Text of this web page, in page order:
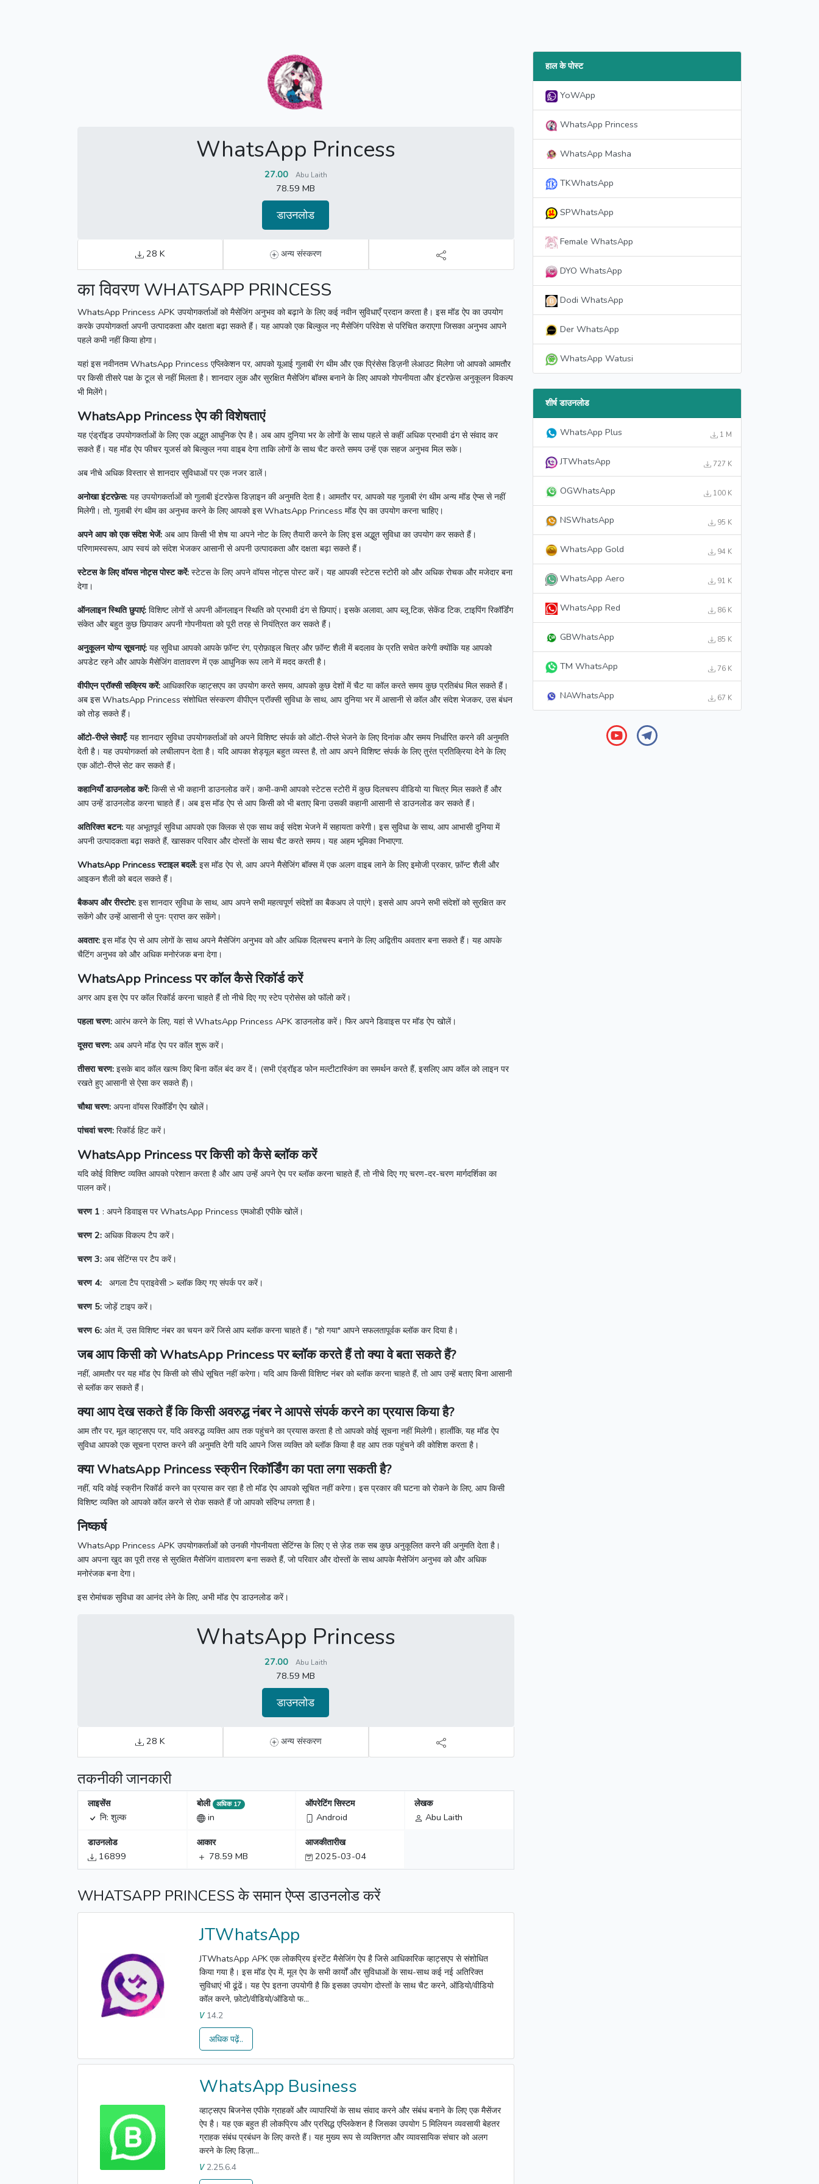
WhatsApp Princess
27.00 Abu Laith
78.59 MB
डाउनलोड
28 K अन्य संस्करण
का विवरण WHATSAPP PRINCESS
WhatsApp Princess APK उपयोगकर्ताओं को मैसेजिंग अनुभव को बढ़ाने के लिए कई नवीन सुविधाएँ प्रदान करता है। इस मॉड ऐप का उपयोग
करके उपयोगकर्ता अपनी उत्पादकता और दक्षता बढ़ा सकते हैं। यह आपको एक बिल्कुल नए मैसेजिंग परिवेश से परिचित कराएगा जिसका अनुभव आपने
पहले कभी नहीं किया होगा।
यहां इस नवीनतमWhatsApp Princess एप्लिकेशन पर, आपको यूआई गुलाबी रंग थीम और एक प्रिंसेस डिज़नी लेआउट मिलेगा जो आपको आमतौर
पर किसी तीसरे पक्ष के टूल से नहीं मिलता है। शानदार लुक और सुरक्षित मैसेजिंग बॉक्स बनाने के लिए आपको गोपनीयता और इंटरफ़ेस अनुकूलन विकल्प
भी मिलेंगे।
WhatsApp Princessऐप की विशेषताएं
यह एंड्रॉइड उपयोगकर्ताओं के लिए एक अद्भुत आधुनिक ऐप है। अब आप दुनिया भर के लोगों के साथ पहले से कहीं अधिक प्रभावी ढंग से संवाद कर
सकते हैं। यह मॉड ऐप फीचर यूजर्स को बिल्कुल नया वाइब देगा ताकि लोगों के साथ चैट करते समय उन्हें एक सहज अनुभव मिल सके।
अब नीचे अधिक विस्तार से शानदार सुविधाओं पर एक नजर डालें।
अनोखा इंटरफ़ेस: यह उपयोगकर्ताओं को गुलाबी इंटरफ़ेस डिज़ाइन की अनुमति देता है। आमतौर पर, आपको यह गुलाबी रंग थीम अन्य मॉड ऐप्स से नहीं
मिलेगी। तो, गुलाबी रंग थीम का अनुभव करने के लिए आपको इसWhatsApp Princess मॉड ऐप का उपयोग करना चाहिए।
अपने आप को एक संदेश भेजें: अब आप किसी भी शेष या अपने नोट के लिए तैयारी करने के लिए इस अद्भुत सुविधा का उपयोग कर सकते हैं।
परिणामस्वरूप, आप स्वयं को संदेश भेजकर आसानी से अपनी उत्पादकता और दक्षता बढ़ा सकते हैं।
स्टेटस के लिए वॉयस नोट्स पोस्ट करें: स्टेटस के लिए अपने वॉयस नोट्स पोस्ट करें। यह आपकी स्टेटस स्टोरी को और अधिक रोचक और मजेदार बना
देगा।
ऑनलाइन स्थिति छुपाएं: विशिष्ट लोगों से अपनी ऑनलाइन स्थिति को प्रभावी ढंग से छिपाएं। इसके अलावा, आप ब्लू टिक, सेकेंड टिक, टाइपिंग रिकॉर्डिंग
संकेत और बहुत कुछ छिपाकर अपनी गोपनीयता को पूरी तरह से नियंत्रित कर सकते हैं।
अनुकूलन योग्य सूचनाएं: यह सुविधा आपको आपके फ़ॉन्ट रंग, प्रोफ़ाइल चित्र और फ़ॉन्ट शैली में बदलाव के प्रति सचेत करेगी क्योंकि यह आपको
अपडेट रहने और आपके मैसेजिंग वातावरण में एक आधुनिक रूप लाने में मदद करती है।
वीपीएन प्रॉक्सी सक्रिय करें: आधिकारिक व्हाट्सएप का उपयोग करते समय, आपको कुछ देशों में चैट या कॉल करते समय कुछ प्रतिबंध मिल सकते हैं।
अब इसWhatsApp Princess संशोधित संस्करण वीपीएन प्रॉक्सी सुविधा के साथ, आप दुनिया भर में आसानी से कॉल और संदेश भेजकर, उस बंधन
को तोड़ सकते हैं।
ऑटो-रीप्ले सेवाएँ: यह शानदार सुविधा उपयोगकर्ताओं को अपने विशिष्ट संपर्क को ऑटो-रीप्ले भेजने के लिए दिनांक और समय निर्धारित करने की अनुमति
देती है। यह उपयोगकर्ता को लचीलापन देता है। यदि आपका शेड्यूल बहुत व्यस्त है, तो आप अपने विशिष्ट संपर्क के लिए तुरंत प्रतिक्रिया देने के लिए
एक ऑटो-रीप्ले सेट कर सकते हैं।
कहानियाँ डाउनलोड करें: किसी से भी कहानी डाउनलोड करें। कभी-कभी आपको स्टेटस स्टोरी में कुछ दिलचस्प वीडियो या चित्र मिल सकते हैं और
आप उन्हें डाउनलोड करना चाहते हैं। अब इस मॉड ऐप से आप किसी को भी बताए बिना उसकी कहानी आसानी से डाउनलोड कर सकते हैं।
अतिरिक्त बटन: यह अभूतपूर्व सुविधा आपको एक क्लिक से एक साथ कई संदेश भेजने में सहायता करेगी। इस सुविधा के साथ, आप आभासी दुनिया में
अपनी उत्पादकता बढ़ा सकते हैं, खासकर परिवार और दोस्तों के साथ चैट करते समय। यह अहम भूमिका निभाएगा.
WhatsApp Princessस्टाइल बदलें: इस मॉड ऐप से, आप अपने मैसेजिंग बॉक्स में एक अलग वाइब लाने के लिए इमोजी प्रकार, फ़ॉन्ट शैली और
आइकन शैली को बदल सकते हैं।
बैकअप और रीस्टोर: इस शानदार सुविधा के साथ, आप अपने सभी महत्वपूर्ण संदेशों का बैकअप ले पाएंगे। इससे आप अपने सभी संदेशों को सुरक्षित कर
सकेंगे और उन्हें आसानी से पुनः प्राप्त कर सकेंगे।
अवतार: इस मॉड ऐप से आप लोगों के साथ अपने मैसेजिंग अनुभव को और अधिक दिलचस्प बनाने के लिए अद्वितीय अवतार बना सकते हैं। यह आपके
चैटिंग अनुभव को और अधिक मनोरंजक बना देगा।
WhatsApp Princessपर कॉल कैसे रिकॉर्ड करें
अगर आप इस ऐप पर कॉल रिकॉर्ड करना चाहते हैं तो नीचे दिए गए स्टेप प्रोसेस को फॉलो करें।
पहला चरण: आरंभ करने के लिए, यहां सेWhatsApp Princess APK डाउनलोड करें। फिर अपने डिवाइस पर मॉड ऐप खोलें।
दूसरा चरण: अब अपने मॉड ऐप पर कॉल शुरू करें।
तीसरा चरण: इसके बाद कॉल खत्म किए बिना कॉल बंद कर दें। (सभी एंड्रॉइड फोन मल्टीटास्किंग का समर्थन करते हैं, इसलिए आप कॉल को लाइन पर
रखते हुए आसानी से ऐसा कर सकते हैं)।
चौथा चरण: अपना वॉयस रिकॉर्डिंग ऐप खोलें।
पांचवां चरण: रिकॉर्ड हिट करें।
WhatsApp Princessपर किसी को कैसे ब्लॉक करें
यदि कोई विशिष्ट व्यक्ति आपको परेशान करता है और आप उन्हें अपने ऐप पर ब्लॉक करना चाहते हैं, तो नीचे दिए गए चरण-दर-चरण मार्गदर्शिका का
पालन करें।
चरण 1 : अपने डिवाइस परWhatsApp Princess एमओडी एपीके खोलें।
चरण 2: अधिक विकल्प टैप करें।
चरण 3: अब सेटिंग्स पर टैप करें।
चरण 4: अगला टैप प्राइवेसी > ब्लॉक किए गए संपर्क पर करें।
चरण 5: जोड़ें टाइप करें।
चरण 6: अंत में, उस विशिष्ट नंबर का चयन करें जिसे आप ब्लॉक करना चाहते हैं। "हो गया" आपने सफलतापूर्वक ब्लॉक कर दिया है।
जब आप किसी कोWhatsApp Princessपर ब्लॉक करते हैं तो क्या वे बता सकते हैं?
नहीं, आमतौर पर यह मॉड ऐप किसी को सीधे सूचित नहीं करेगा। यदि आप किसी विशिष्ट नंबर को ब्लॉक करना चाहते हैं, तो आप उन्हें बताए बिना आसानी
से ब्लॉक कर सकते हैं।
क्या आप देख सकते हैं कि किसी अवरुद्ध नंबर ने आपसे संपर्क करने का प्रयास किया है?
आम तौर पर, मूल व्हाट्सएप पर, यदि अवरुद्ध व्यक्ति आप तक पहुंचने का प्रयास करता है तो आपको कोई सूचना नहीं मिलेगी। हालाँकि, यह मॉड ऐप
सुविधा आपको एक सूचना प्राप्त करने की अनुमति देगी यदि आपने जिस व्यक्ति को ब्लॉक किया है वह आप तक पहुंचने की कोशिश करता है।
क्याWhatsApp Princessस्क्रीन रिकॉर्डिंग का पता लगा सकती है?
नहीं, यदि कोई स्क्रीन रिकॉर्ड करने का प्रयास कर रहा है तो मॉड ऐप आपको सूचित नहीं करेगा। इस प्रकार की घटना को रोकने के लिए, आप किसी
विशिष्ट व्यक्ति को आपको कॉल करने से रोक सकते हैं जो आपको संदिग्ध लगता है।
निष्कर्ष
WhatsApp Princess APK उपयोगकर्ताओं को उनकी गोपनीयता सेटिंग्स के लिए ए से ज़ेड तक सब कुछ अनुकूलित करने की अनुमति देता है।
आप अपना खुद का पूरी तरह से सुरक्षित मैसेजिंग वातावरण बना सकते हैं, जो परिवार और दोस्तों के साथ आपके मैसेजिंग अनुभव को और अधिक
मनोरंजक बना देगा।
इस रोमांचक सुविधा का आनंद लेने के लिए, अभी मॉड ऐप डाउनलोड करें।
WhatsApp Princess
27.00 Abu Laith
78.59 MB
डाउनलोड
28 K अन्य संस्करण
तकनीकी जानकारी
लाइसेंस
नि: शुल्क
बोली अधिक 17
in
ऑपरेटिंग सिस्टम
Android
लेखक
Abu Laith
डाउनलोड
16899
आकार
78.59 MB
आजकीतारीख
2025-03-04
WHATSAPP PRINCESS के समान ऐप्स डाउनलोड करें
JTWhatsApp
JTWhatsApp APK एक लोकप्रिय इंस्टेंट मैसेजिंग ऐप है जिसे आधिकारिक व्हाट्सएप से संशोधित
किया गया है। इस मॉड ऐप में, मूल ऐप के सभी कार्यों और सुविधाओं के साथ-साथ कई नई अतिरिक्त
सुविधाएं भी ढूंढें। यह ऐप इतना उपयोगी है कि इसका उपयोग दोस्तों के साथ चैट करने, ऑडियो/वीडियो
कॉल करने, फ़ोटो/वीडियो/ऑडियो फ...
V14.2
अधिक पढ़ें..
WhatsApp Business
व्हाट्सएप बिजनेस एपीके ग्राहकों और व्यापारियों के साथ संवाद करने और संबंध बनाने के लिए एक मैसेंजर
ऐप है। यह एक बहुत ही लोकप्रिय और प्रसिद्ध एप्लिकेशन है जिसका उपयोग 5 मिलियन व्यवसायी बेहतर
ग्राहक संबंध प्रबंधन के लिए करते हैं। यह मुख्य रूप से व्यक्तिगत और व्यावसायिक संचार को अलग
करने के लिए डिज़ा...
V2.25.6.4
हाल के पोस्ट
YoWApp
WhatsApp Princess
WhatsApp Masha
TKWhatsApp
SPWhatsApp
Female WhatsApp
DYO WhatsApp
Dodi WhatsApp
Der WhatsApp
WhatsApp Watusi
शीर्ष डाउनलोड
WhatsApp Plus 1 M
JTWhatsApp 727 K
OGWhatsApp 100 K
NSWhatsApp 95 K
WhatsApp Gold 94 K
WhatsApp Aero 91 K
WhatsApp Red 86 K
GBWhatsApp 85 K
TM WhatsApp 76 K
NAWhatsApp 67 K